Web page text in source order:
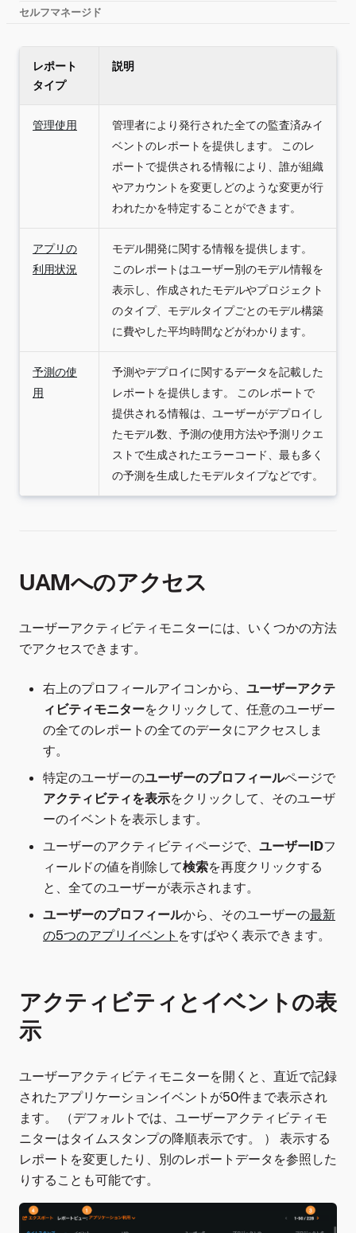
セルフマネージド
レポート
タイプ
説明
管理使用
管理者により発行された全ての監査済みイ
ベントのレポートを提供します。 このレ
ポートで提供される情報により、誰が組織
やアカウントを変更しどのような変更が行
われたかを特定することができます。
アプリの
利用状況
モデル開発に関する情報を提供します。
このレポートはユーザー別のモデル情報を
表示し、作成されたモデルやプロジェクト
のタイプ、モデルタイプごとのモデル構築
に費やした平均時間などがわかります。
予測の使
用
予測やデプロイに関するデータを記載した
レポートを提供します。 このレポートで
提供される情報は、ユーザーがデプロイし
たモデル数、予測の使用方法や予測リクエ
ストで生成されたエラーコード、最も多く
の予測を生成したモデルタイプなどです。
UAMへのアクセス
ユーザーアクティビティモニターには、いくつかの方法
でアクセスできます。
右上のプロフィールアイコンから、 ユーザーアクテ
ィビティモニターをクリックして、任意のユーザー
の全てのレポートの全てのデータにアクセスしま
す。
特定のユーザーのユーザーのプロフィールページで
アクティビティを表示をクリックして、そのユーザ
ーのイベントを表示します。
ユーザーのアクティビティページで、 ユーザーIDフ
ィールドの値を削除して検索を再度クリックする
と、全てのユーザーが表示されます。
ユーザーのプロフィールから、そのユーザーの最新
の5つのアプリイベント をすばやく表示できます。
アクティビティとイベントの表
示
ユーザーアクティビティモニターを開くと、直近で記録
されたアプリケーションイベントが50件まで表示され
ます。 （デフォルトでは、ユーザーアクティビティモ
ニターはタイムスタンプの降順表示です。 ） 表示する
レポートを変更したり、別のレポートデータを参照した
りすることも可能です。